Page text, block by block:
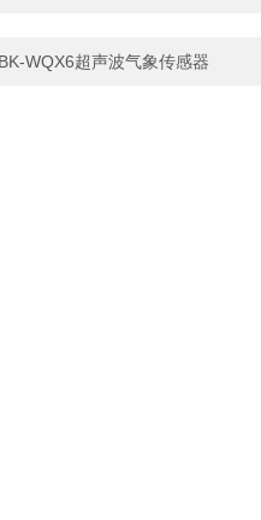
BK-WQX6超声波气象传感器